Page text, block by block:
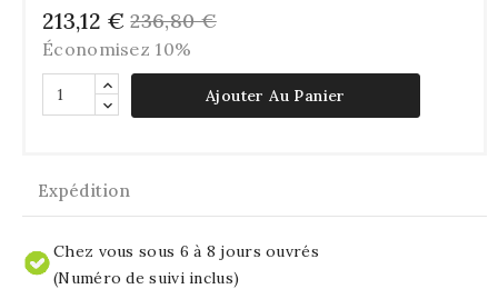
213,12 € 236,80 €
Économisez 10%
Ajouter Au Panier
Expédition
Chez vous sous 6 à 8 jours ouvrés
(Numéro de suivi inclus)